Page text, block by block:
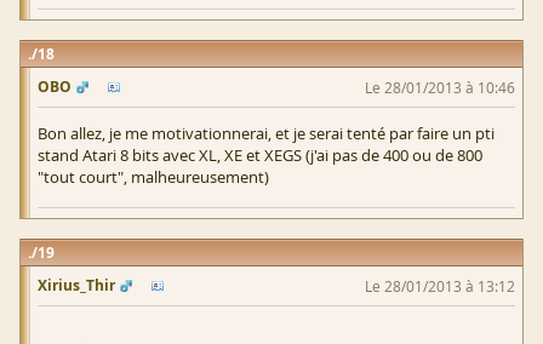
18
OBO
Le 28/01/2013 à 10:46
Bon allez, je me motivationnerai, et je serai tenté par faire un pti
stand Atari 8 bits avec XL, XE et XEGS (j'ai pas de 400 ou de 800
"tout court", malheureusement)
19
Xirius_Thir
Le 28/01/2013 à 13:12